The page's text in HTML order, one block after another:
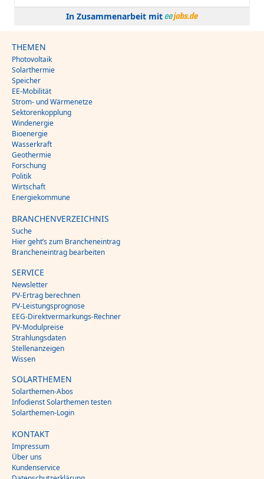
In Zusammenarbeit mit
THEMEN
Photovoltaik
Solarthermie
Speicher
EE-Mobilität
Strom- und Wärmenetze
Sektorenkopplung
Windenergie
Bioenergie
Wasserkraft
Geothermie
Forschung
Politik
Wirtschaft
Energiekommune
BRANCHENVERZEICHNIS
Suche
Hier geht’s zum Brancheneintrag
Brancheneintrag bearbeiten
SERVICE
Newsletter
PV-Ertrag berechnen
PV-Leistungsprognose
EEG-Direktvermarkungs-Rechner
PV-Modulpreise
Strahlungsdaten
Stellenanzeigen
Wissen
SOLARTHEMEN
Solarthemen-Abos
Infodienst Solarthemen testen
Solarthemen-Login
KONTAKT
Impressum
Über uns
Kundenservice